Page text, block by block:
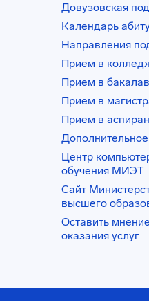
Довузовская
Календарь
Направления
Прием в
Прием в
Прием в
Прием в
Центр
обучения МИЭТ
Сайт
высшего
Оставить
оказания услуг